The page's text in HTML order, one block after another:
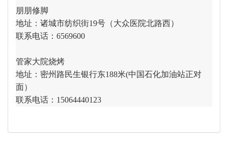
朋朋修脚
地址：诸城市纺织街19号（大众医院北路西）
联系电话：6569600
管家大院烧烤
地址：密州路民生银行东188米(中国石化加油站正对
面）
联系电话：15064440123